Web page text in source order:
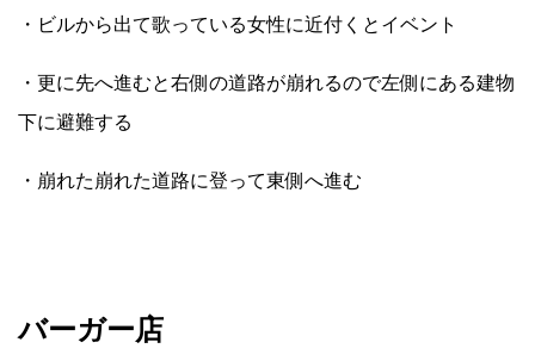
・ビルから出て歌っている女性に近付くとイベント
・更に先へ進むと右側の道路が崩れるので左側にある建物
下に避難する
・崩れた崩れた道路に登って東側へ進む
バーガー店